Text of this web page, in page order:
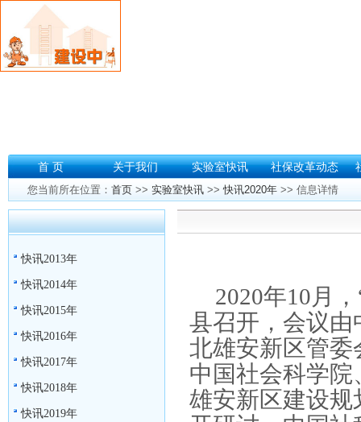
首 页 关于我们 实验室快讯 社保改革动态
您当前所在位置： 首页 >> 实验室快讯 >>快讯2020年 >> 信息详情
快讯2013年
快讯2014年
快讯2015年
快讯2016年
快讯2017年
快讯2018年
快讯2019年
2020年10 月
县召开，会议
北雄安新区管
中国社会科学
雄安新区建设